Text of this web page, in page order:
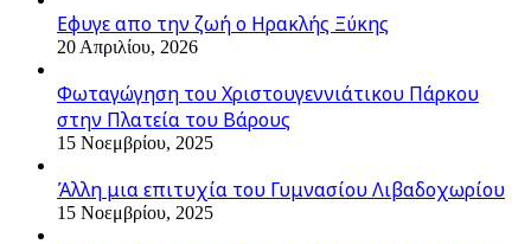
Εφυγε απο την ζωή o Ηρακλής Ξύκης
20 Απριλίου, 2026
Φωταγώγηση του Χριστουγεννιάτικου Πάρκου
στην Πλατεία του Βάρους
15 Νοεμβρίου, 2025
Άλλη μια επιτυχία του Γυμνασίου Λιβαδοχωρίου
15 Νοεμβρίου, 2025